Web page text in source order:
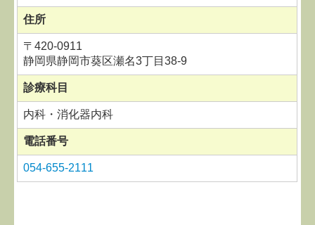
住所
〒420-0911
静岡県静岡市葵区瀬名3丁目38-9
診療科目
内科・消化器内科
電話番号
054-655-2111